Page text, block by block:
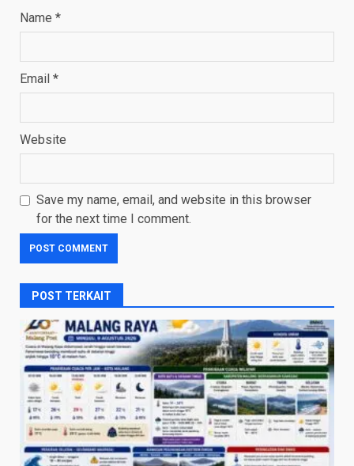
Name *
Email *
Website
Save my name, email, and website in this browser
for the next time I comment.
POST TERKAIT